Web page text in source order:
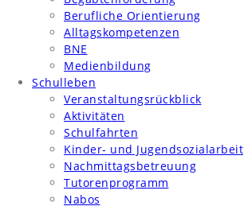
Berufliche Orientierung
Alltagskompetenzen
BNE
Medienbildung
Schulleben
Veranstaltungsrückblick
Aktivitäten
Schulfahrten
Kinder- und Jugendsozialarbeit
Nachmittagsbetreuung
Tutorenprogramm
Nabos